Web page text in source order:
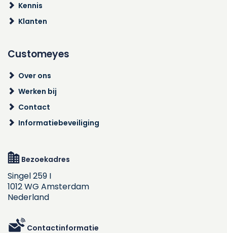
Kennis
Klanten
Customeyes
Over ons
Werken bij
Contact
Informatiebeveiliging
Bezoekadres
Singel 259 I
1012 WG Amsterdam
Nederland
Contactinformatie